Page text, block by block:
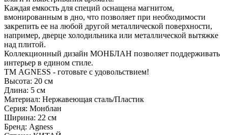
Каждая емкость для специй оснащена магнитом,
вмонированным в дно, что позволяет при необходимости
закрепить ее на любой другой металлической поверхности,
например, дверце холодильника или металлической вытяжке
над плитой.
Коллекционный дизайн МОНБЛАН позволяет поддерживать
интерьер в едином стиле.
ТМ AGNESS - готовьте с удовольствием!
Высота: 20 см
Длина: 5 см
Материал: Нержавеющая сталь/Пластик
Серия: Монблан
Ширина: 22 см
Бренд: Agness